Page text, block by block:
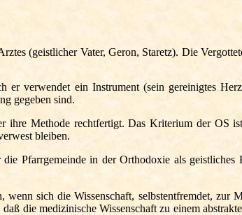
(geistlicher Vater, Geron, Staretz). Die
verwendet ein Instrument (sein gereinigtes
gegeben sind.
Methode rechtfertigt. Das Kriterium der OS
bleiben.
in der Orthodoxie als geistliches
sich die Wissenschaft, selbstentfremdet, zur
die medizinische Wissenschaft zu einem